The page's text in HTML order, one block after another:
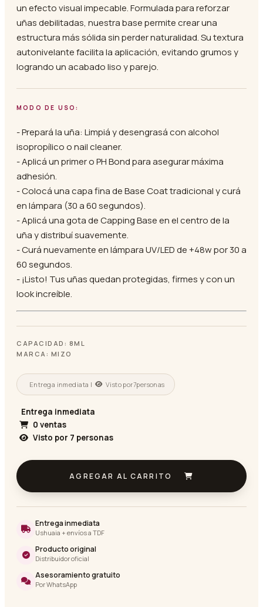
un efecto visual impecable. Formulada para reforzar
uñas debilitadas, nuestra base permite crear una
estructura más sólida sin perder naturalidad. Su textura
autonivelante facilita la aplicación, evitando grumos y
logrando un acabado liso y parejo.
MODO DE USO:
- Prepará la uña: Limpiá y desengrasá con alcohol
isopropílico o nail cleaner.
- Aplicá un primer o PH Bond para asegurar máxima
adhesión.
- Colocá una capa fina de Base Coat tradicional y curá
en lámpara (30 a 60 segundos).
- Aplicá una gota de Capping Base en el centro de la
uña y distribuí suavemente.
- Curá nuevamente en lámpara UV/LED de +48w por 30 a
60 segundos.
- ¡Listo! Tus uñas quedan protegidas, firmes y con un
look increíble.
CAPACIDAD: 8ML
MARCA: MIZO
Entrega inmediata | Visto por7personas
Entrega inmediata
0 ventas
Visto por 7 personas
AGREGAR AL CARRITO
Entrega inmediata
Ushuaia + envíos a TDF
Producto original
Distribuidor oficial
Asesoramiento gratuito
Por WhatsApp